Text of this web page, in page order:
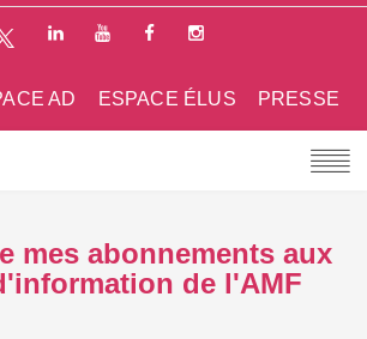
PRESSE
ESPACE ÉLUS
AD
mes abonnements aux
de l'AMF